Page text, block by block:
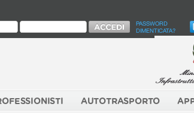
PASSWORD
DIMENTICATA?
AUTOTRASPORTO